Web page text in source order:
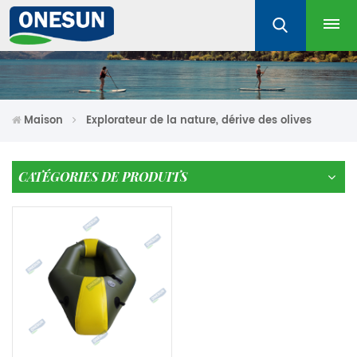
Maison Explorateur de la nature, dérive des olives
CATÉGORIES DE PRODUITS